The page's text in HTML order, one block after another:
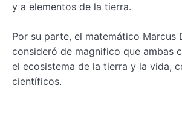
y a elementos de la tierra.
Por su parte, el matemático Marcus
consideró de magnifico que ambas
el ecosistema de la tierra y la vida,
científicos.